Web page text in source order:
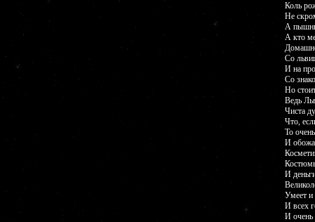
Коль
Не
А
А кто
Со
И на
Со
Но
Ведь
Чиста
Что,
То
И
И
Умеет и
И всех
И